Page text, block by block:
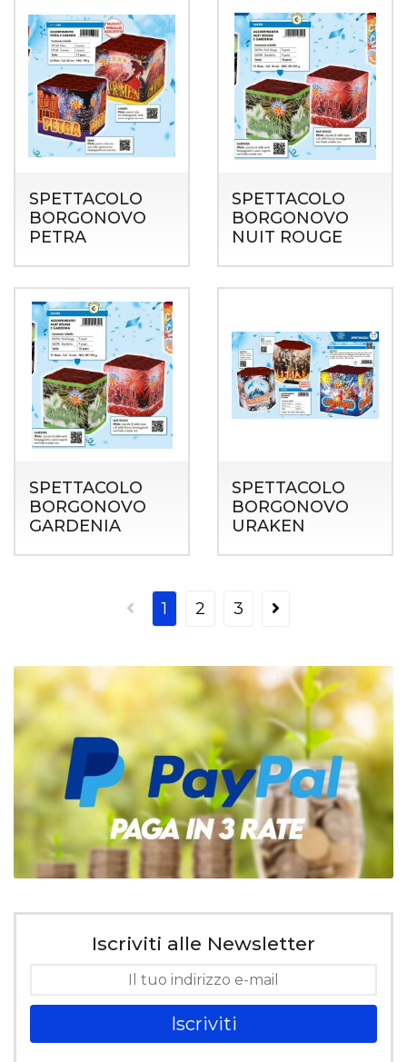
SPETTACOLO
BORGONOVO
PETRA
SPETTACOLO
BORGONOVO
NUIT ROUGE
SPETTACOLO
BORGONOVO
GARDENIA
SPETTACOLO
BORGONOVO
URAKEN
1 2 3
Iscriviti alle Newsletter
Iscriviti